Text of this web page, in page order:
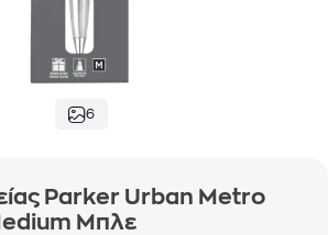
6
Parker Urban Metro
Μπλε